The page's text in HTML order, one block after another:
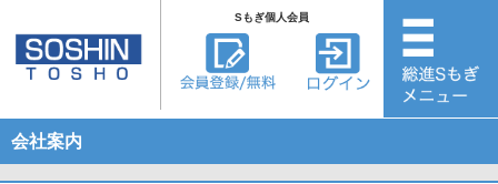
Sもぎ個人会員
会社案内